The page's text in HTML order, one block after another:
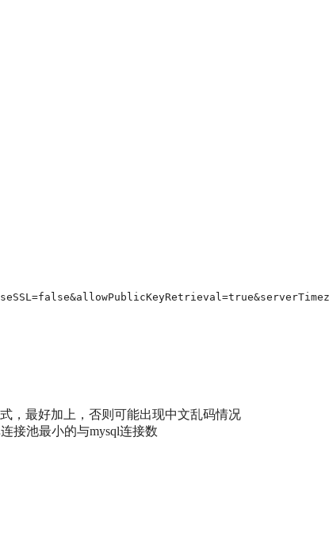
，最好加上，否则可能出现中文乱码情况
接池最小的与mysql连接数